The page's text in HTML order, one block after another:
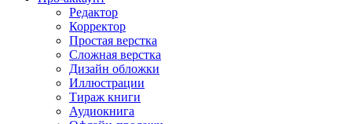
Редактор
Корректор
Простая верстка
Сложная верстка
Дизайн обложки
Иллюстрации
Тираж книги
Аудиокнига